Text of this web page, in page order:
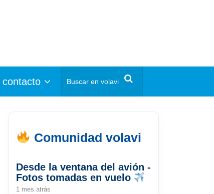
contacto
Comunidad volavi
Desde la ventana del avión -
Fotos tomadas en vuelo
1 mes atrás